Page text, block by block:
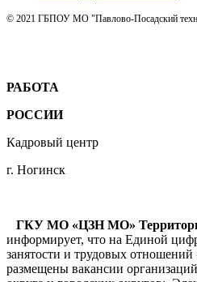
© 2021 ГБПОУ МО "Павлово-Посадский
РАБОТА
РОССИИ
Кадровый центр
г. Ногинск
ГКУ МО «ЦЗН МО»
информирует, что на Единой
занятости и трудовых отношений
размещены вакансии